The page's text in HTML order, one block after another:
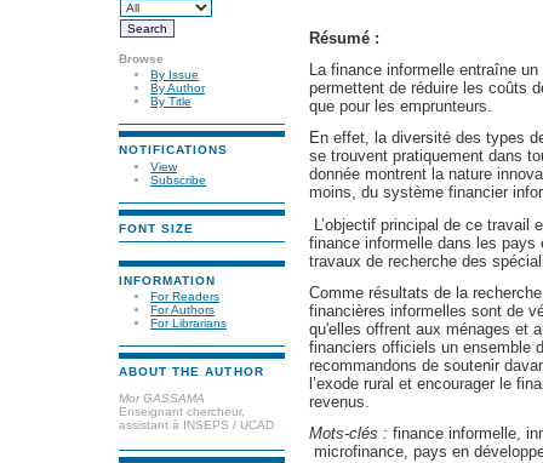
Browse
By Issue
By Author
By Title
NOTIFICATIONS
View
Subscribe
FONT SIZE
INFORMATION
For Readers
For Authors
For Librarians
ABOUT THE AUTHOR
Mor GASSAMA
Enseignant chercheur,
assistant à INSEPS / UCAD
Résumé :
La finance informelle entraîne
permettent de réduire les coûts
que pour les emprunteurs.
En effet, la diversité des types
se trouvent pratiquement dans
donnée montrent la nature
moins, du système financier
L’objectif principal de ce travail
finance informelle dans les pays
travaux de recherche des
Comme résultats de la
financières informelles sont de
qu'elles offrent aux ménages et
financiers officiels un ensemble
recommandons de soutenir
l’exode rural et encourager le
revenus.
Mots-clés : finance informelle,
microfinance, pays en